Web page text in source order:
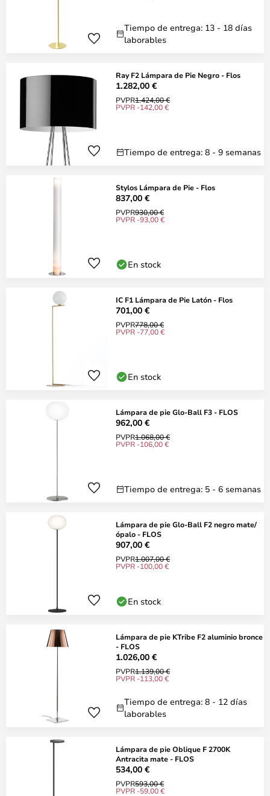
Tiempo de entrega: 13 - 18 días
laborables
Ray F2 Lámpara de Pie Negro - Flos
1.282,00 €
PVPR1.424,00 €
PVPR -142,00 €
Tiempo de entrega: 8 - 9 semanas
Stylos Lámpara de Pie - Flos
837,00 €
PVPR930,00 €
PVPR -93,00 €
En stock
IC F1 Lámpara de Pie Latón - Flos
701,00 €
PVPR778,00 €
PVPR -77,00 €
En stock
Lámpara de pie Glo-Ball F3 - FLOS
962,00 €
PVPR1.068,00 €
PVPR -106,00 €
Tiempo de entrega: 5 - 6 semanas
Lámpara de pie Glo-Ball F2 negro mate/
ópalo - FLOS
907,00 €
PVPR1.007,00 €
PVPR -100,00 €
En stock
Lámpara de pie KTribe F2 aluminio bronce
- FLOS
1.026,00 €
PVPR1.139,00 €
PVPR -113,00 €
Tiempo de entrega: 8 - 12 días
laborables
Lámpara de pie Oblique F 2700K
Antracita mate - FLOS
534,00 €
PVPR593,00 €
PVPR -59,00 €